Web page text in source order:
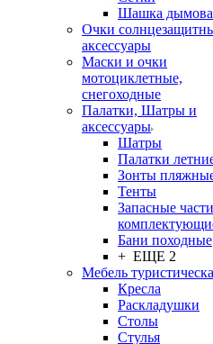
Шашка
Очки
аксессуары
Маски и очки
мотоциклетные,
снегоходные
Палатки, Шатры и
аксессуары
Шатры
Палатки
Зонты
Тенты
Запасные
Бани походные
+ ЕЩЕ 2
Мебель
Кресла
Раскладушки
Столы
Стулья